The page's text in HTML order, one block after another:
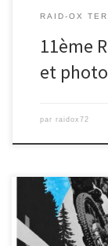
RAID-OX
11ème
et
par raidox72